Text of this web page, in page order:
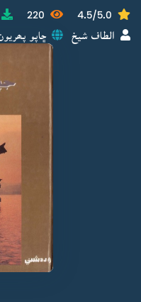
4.5/5.0
220
الطاف شيخ ڇاپو پھريون